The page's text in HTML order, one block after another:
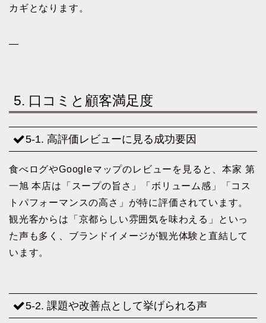
カギとなります。
—
5. 口コミと顧客満足度
5-1. 高評価レビューに見る成功要因
食べログやGoogleマップのレビューを見ると、本家 第
一旭 本店は「スープの旨さ」「ボリューム感」「コス
トパフォーマンスの高さ」が特に評価されています。
観光客からは「京都らしい雰囲気を味わえる」といっ
た声も多く、ブランドイメージが観光体験と直結して
います。
5-2. 課題や改善点として挙げられる声